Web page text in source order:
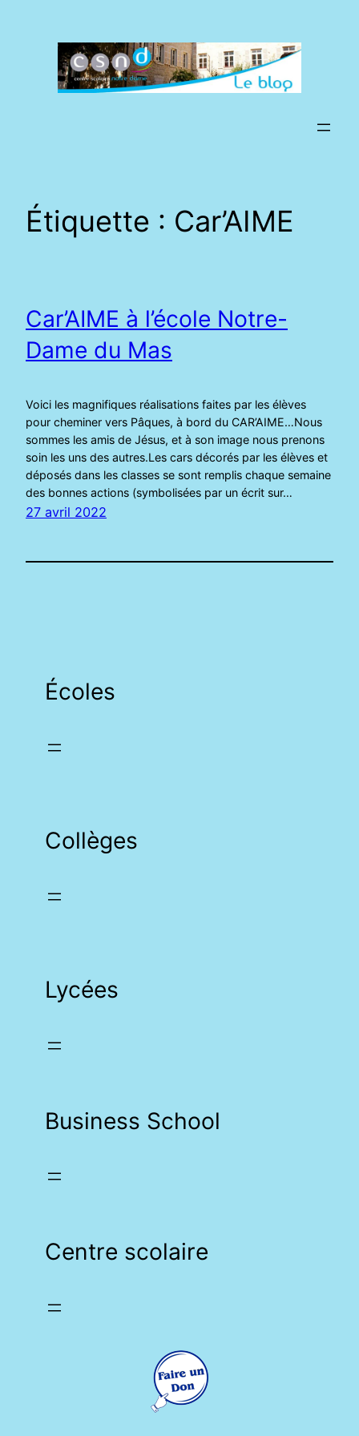
Étiquette : Car’AIME
Car’AIME à l’école Notre-
Dame du Mas
Voici les magnifiques réalisations faites par les élèves
pour cheminer vers Pâques, à bord du CAR’AIME…Nous
sommes les amis de Jésus, et à son image nous prenons
soin les uns des autres.Les cars décorés par les élèves et
déposés dans les classes se sont remplis chaque semaine
des bonnes actions (symbolisées par un écrit sur…
27 avril 2022
Écoles
Collèges
Lycées
Business School
Centre scolaire